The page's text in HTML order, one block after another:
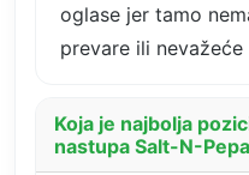
oglase jer tamo
prevare ili
Koja je najbolja
nastupa Salt-N-